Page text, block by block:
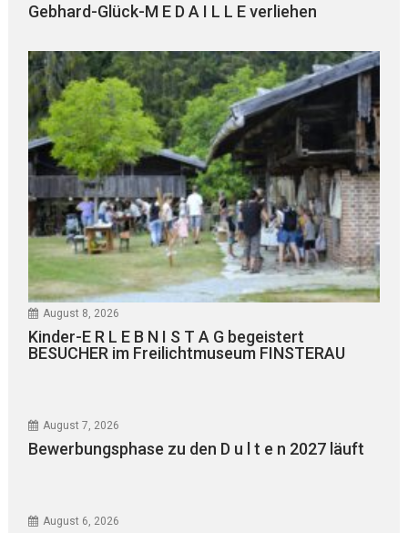
Gebhard-Glück-M E D A I L L E verliehen
August 8, 2026
Kinder-E R L E B N I S T A G begeistert
BESUCHER im Freilichtmuseum FINSTERAU
August 7, 2026
Bewerbungsphase zu den D u l t e n 2027 läuft
August 6, 2026